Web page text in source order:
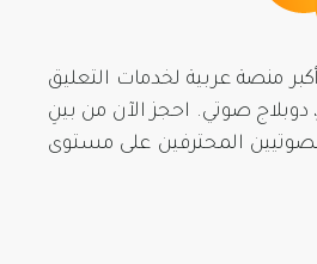
منصة عربية لخدمات التعليق
صوتي. احجز الآن من بينِ
المحترفين على مستوى